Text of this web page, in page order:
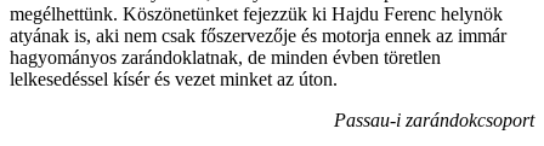
megélhettünk. Köszönetünket fejezzük ki Hajdu Ferenc helynök
atyának is, aki nem csak főszervezője és motorja ennek az immár
hagyományos zarándoklatnak, de minden évben töretlen
lelkesedéssel kísér és vezet minket az úton.
Passau-i zarándokcsoport